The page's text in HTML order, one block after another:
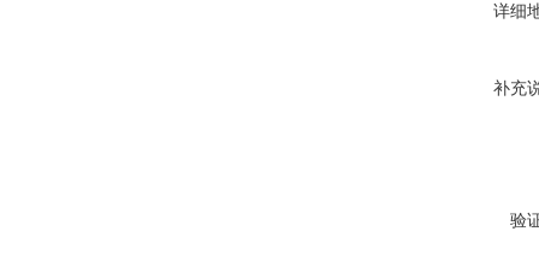
详细
补充
验